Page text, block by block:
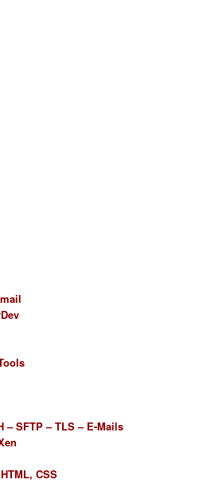
– SFTP – TLS – E-Mails
CSS